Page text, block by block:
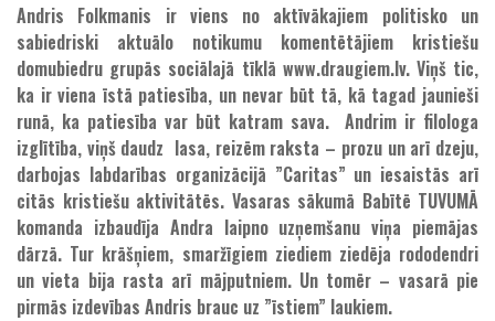
Andris Folkmanis ir viens no aktīvākajiem politisko un
sabiedriski aktuālo notikumu komentētājiem kristiešu
domubiedru grupās sociālajā tīklā www.draugiem.lv. Viņš tic,
ka ir viena īstā patiesība, un nevar būt tā, kā tagad jaunieši
runā, ka patiesība var būt katram sava. Andrim ir filologa
izglītība, viņš daudz lasa, reizēm raksta – prozu un arī dzeju,
darbojas labdarības organizācijā ”Caritas” un iesaistās arī
citās kristiešu aktivitātēs. Vasaras sākumā Babītē TUVUMĀ
komanda izbaudīja Andra laipno uzņemšanu viņa piemājas
dārzā. Tur krāšņiem, smaržīgiem ziediem ziedēja rododendri
un vieta bija rasta arī mājputniem. Un tomēr – vasarā pie
pirmās izdevības Andris brauc uz ”īstiem” laukiem.